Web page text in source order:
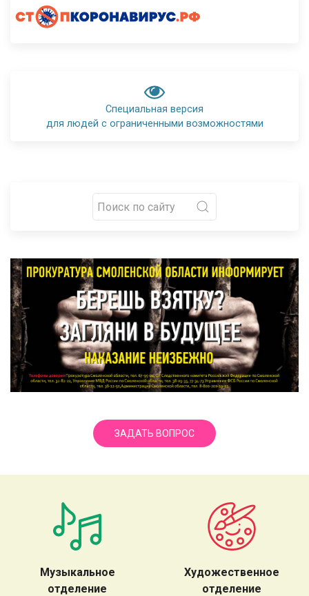
Специальная версия
для людей с ограниченными возможностями
ЗАДАТЬ ВОПРОС
Музыкальное
отделение
Художественное
отделение